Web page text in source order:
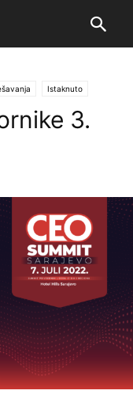
Istaknuto
3.